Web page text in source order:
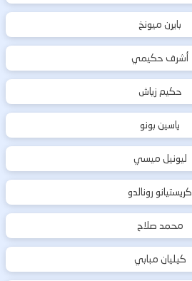
بايرن ميونخ
أشرف حكيمي
حكيم زياش
ياسين بونو
ليونيل ميسي
كريستيانو رونالدو
محمد صلاح
كيليان مبابي